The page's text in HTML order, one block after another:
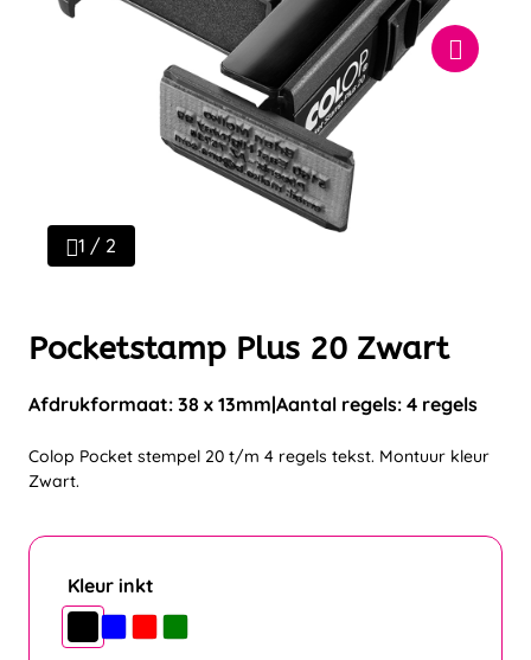
1 / 2
Pocketstamp Plus 20 Zwart
Afdrukformaat: 38 x 13mm Aantal regels: 4 regels
Colop Pocket stempel 20 t/m 4 regels tekst. Montuur kleur
Zwart.
Kleur inkt